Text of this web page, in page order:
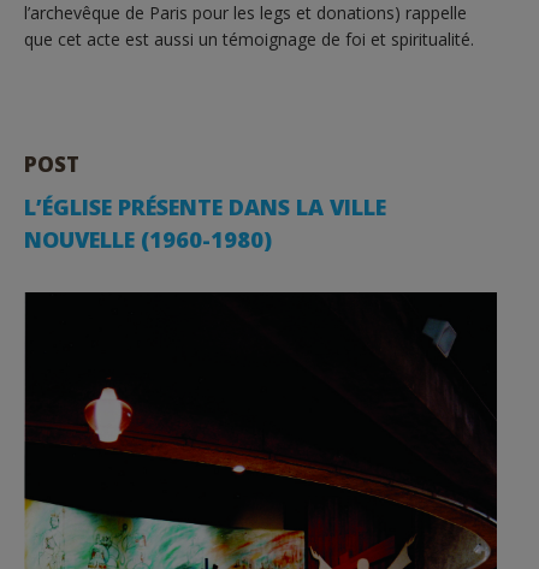
l’archevêque de Paris pour les legs et donations) rappelle
que cet acte est aussi un témoignage de foi et spiritualité.
POST
L’ÉGLISE PRÉSENTE DANS LA VILLE
NOUVELLE (1960-1980)